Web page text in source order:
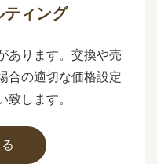
ティング
あります。交換や売
合の適切な価格設定
致します。